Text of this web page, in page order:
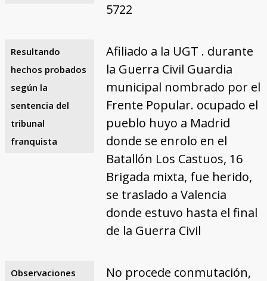
5722
Resultando
hechos probados
según la
sentencia del
tribunal
franquista
Afiliado a la UGT . durante
la Guerra Civil Guardia
municipal nombrado por el
Frente Popular. ocupado el
pueblo huyo a Madrid
donde se enrolo en el
Batallón Los Castuos, 16
Brigada mixta, fue herido,
se traslado a Valencia
donde estuvo hasta el final
de la Guerra Civil
Observaciones
No procede conmutación,